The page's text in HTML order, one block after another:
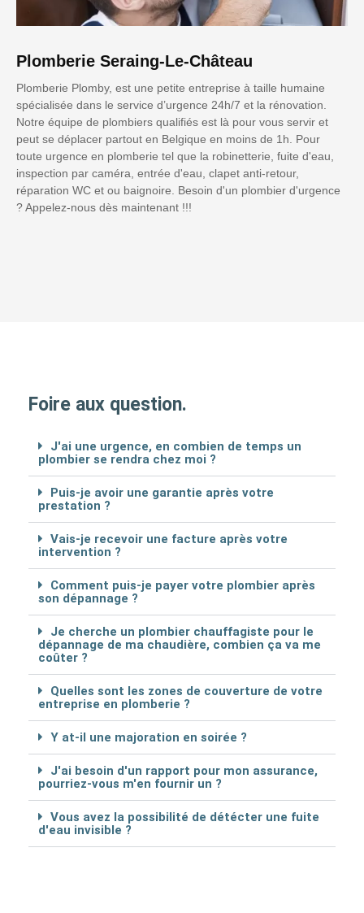
Plomberie Seraing-Le-Château
Plomberie Plomby, est une petite entreprise à taille humaine
spécialisée dans le service d’urgence 24h/7 et la rénovation.
Notre équipe de plombiers qualifiés est là pour vous servir et
peut se déplacer partout en Belgique en moins de 1h. Pour
toute urgence en plomberie tel que la robinetterie, fuite d'eau,
inspection par caméra, entrée d'eau, clapet anti-retour,
réparation WC et ou baignoire. Besoin d'un plombier d'urgence
? Appelez-nous dès maintenant !!!
Foire aux question.
J'ai une urgence, en combien de temps un
plombier se rendra chez moi ?
Puis-je avoir une garantie après votre
prestation ?
Vais-je recevoir une facture après votre
intervention ?
Comment puis-je payer votre plombier après
son dépannage ?
Je cherche un plombier chauffagiste pour le
dépannage de ma chaudière, combien ça va me
coûter ?
Quelles sont les zones de couverture de votre
entreprise en plomberie ?
Y at-il une majoration en soirée ?
J'ai besoin d'un rapport pour mon assurance,
pourriez-vous m'en fournir un ?
Vous avez la possibilité de détécter une fuite
d'eau invisible ?